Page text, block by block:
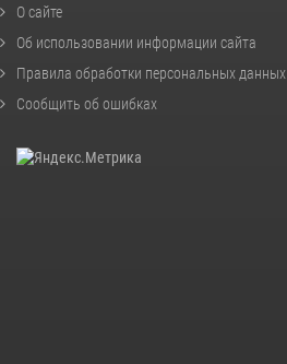
О сайте
Об использовании информации сайта
Правила обработки персональных данных
Сообщить об ошибках